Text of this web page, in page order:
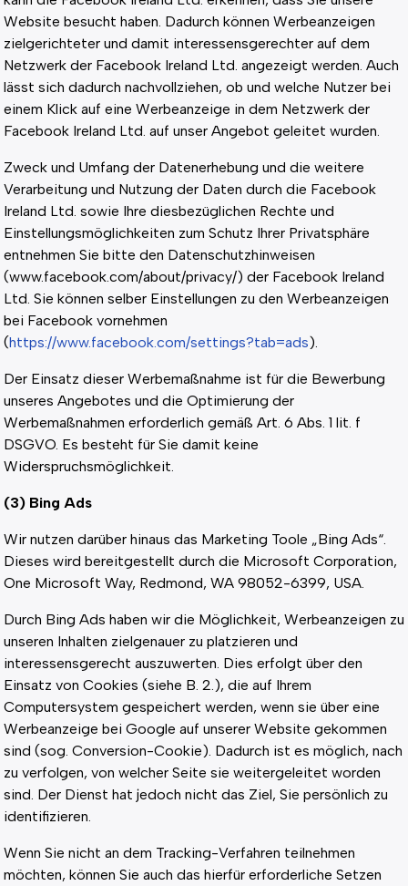
Website besucht haben. Dadurch können Werbeanzeigen
zielgerichteter und damit interessensgerechter auf dem
Netzwerk der Facebook Ireland Ltd. angezeigt werden. Auch
lässt sich dadurch nachvollziehen, ob und welche Nutzer bei
einem Klick auf eine Werbeanzeige in dem Netzwerk der
Facebook Ireland Ltd. auf unser Angebot geleitet wurden.
Zweck und Umfang der Datenerhebung und die weitere
Verarbeitung und Nutzung der Daten durch die Facebook
Ireland Ltd. sowie Ihre diesbezüglichen Rechte und
Einstellungsmöglichkeiten zum Schutz Ihrer Privatsphäre
entnehmen Sie bitte den Datenschutzhinweisen
(www.facebook.com/about/privacy/) der Facebook Ireland
Ltd. Sie können selber Einstellungen zu den Werbeanzeigen
bei Facebook vornehmen
(https://www.facebook.com/settings?tab=ads).
Der Einsatz dieser Werbemaßnahme ist für die Bewerbung
unseres Angebotes und die Optimierung der
Werbemaßnahmen erforderlich gemäß Art. 6 Abs. 1 lit. f
DSGVO. Es besteht für Sie damit keine
Widerspruchsmöglichkeit.
(3) Bing Ads
Wir nutzen darüber hinaus das Marketing Toole „Bing Ads“.
Dieses wird bereitgestellt durch die Microsoft Corporation,
One Microsoft Way, Redmond, WA 98052-6399, USA.
Durch Bing Ads haben wir die Möglichkeit, Werbeanzeigen zu
unseren Inhalten zielgenauer zu platzieren und
interessensgerecht auszuwerten. Dies erfolgt über den
Einsatz von Cookies (siehe B. 2.), die auf Ihrem
Computersystem gespeichert werden, wenn sie über eine
Werbeanzeige bei Google auf unserer Website gekommen
sind (sog. Conversion-Cookie). Dadurch ist es möglich, nach
zu verfolgen, von welcher Seite sie weitergeleitet worden
sind. Der Dienst hat jedoch nicht das Ziel, Sie persönlich zu
identifizieren.
Wenn Sie nicht an dem Tracking-Verfahren teilnehmen
möchten, können Sie auch das hierfür erforderliche Setzen